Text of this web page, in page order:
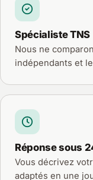
Spécialiste TNS
Nous ne
indépendants et
Réponse sous
Vous décrivez
adaptés en une